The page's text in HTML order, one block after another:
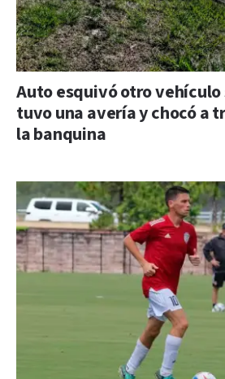
Auto esquivó otro vehículo
tuvo una avería y chocó a
la banquina